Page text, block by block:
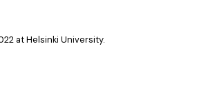
at Helsinki University.